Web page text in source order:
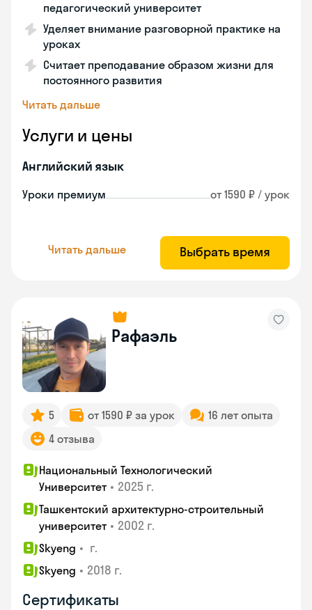
педагогический университет
Уделяет внимание разговорной практике на
уроках
Считает преподавание образом жизни для
постоянного развития
Читать дальше
Услуги и цены
Английский язык
Уроки премиум от 1590 ₽ / урок
Читать дальше Выбрать время
Рафаэль
5 от 1590 ₽ за урок
16 лет опыта
4 отзыва
Национальный Технологический
Университет • 2025 г.
Ташкентский архитектурно-строительный
университет • 2002 г.
Skyeng • г.
Skyeng • 2018 г.
Сертификаты